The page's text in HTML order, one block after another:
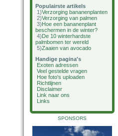
Populairste artikels
1)Verzorging bananenplanten
2)Verzorging van palmen
3)Hoe een bananenplant
beschermen in de winter?
4)De 10 winterhardste
palmbomen ter wereld
5)Zaaien van avocado
Handige pagina's
Exoten adressen
Veel gestelde vragen
Hoe foto's uploaden
Richtlijnen
Disclaimer
Link naar ons
Links
SPONSORS